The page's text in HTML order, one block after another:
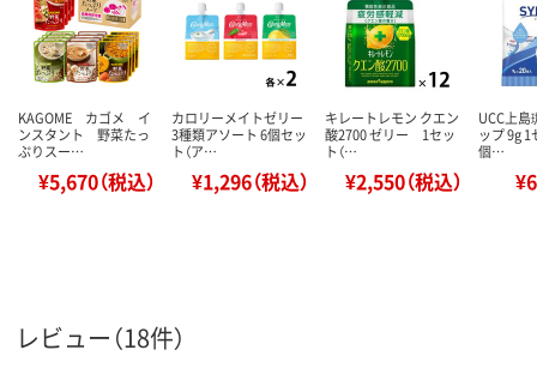
KAGOME カゴメ イ
ンスタント 野菜たっ
ぷりスー…
¥5,670（税込）
カロリーメイトゼリー
3種類アソート 6個セッ
ト（ア…
¥1,296（税込）
キレートレモン クエン
酸2700 ゼリー 1セッ
ト（…
¥2,550（税込）
UCC上島
ップ 9g 1
個…
レビュー（18件）